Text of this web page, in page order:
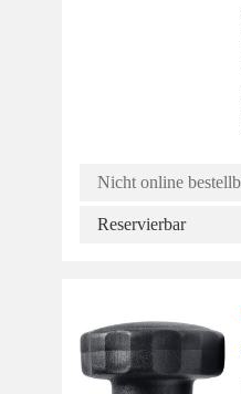
Nicht online
Reservierbar